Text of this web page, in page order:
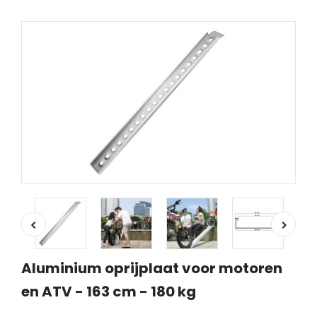
Aluminium oprijplaat voor motoren
en ATV - 163 cm - 180 kg